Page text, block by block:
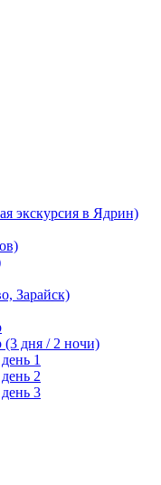
экскурсия в Ядрин)
Зарайск)
дня / 2 ночи)
1
2
3